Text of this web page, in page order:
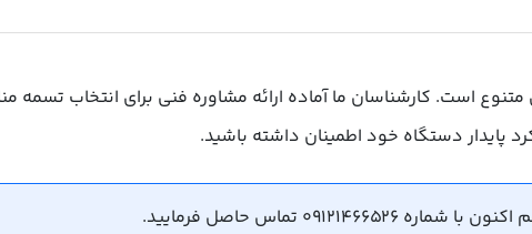
متنوع است. کارشناسان ما آماده ارائه مشاوره فنی برای انتخاب
پایدار دستگاه خود اطمینان داشته باشید.
تماس حاصل فرمایید.